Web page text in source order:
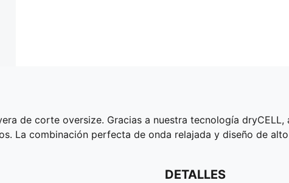
de corte oversize. Gracias a nuestra tecnología
La combinación perfecta de onda relajada y diseño de
DETALLES